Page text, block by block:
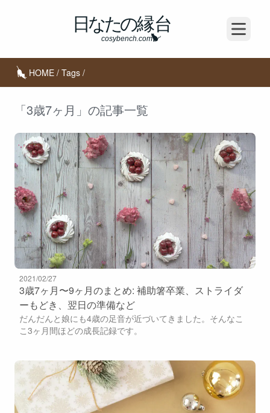
Open
HOME / Tags /
「3歳7ヶ月」の記事一覧
2021/02/27
3歳7ヶ月〜9ヶ月のまとめ: 補助箸卒業、ストライダ
ーもどき、翌日の準備など
だんだんと娘にも4歳の足音が近づいてきました。そんなこ
こ3ヶ月間ほどの成長記録です。